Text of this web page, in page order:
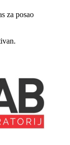
za posao